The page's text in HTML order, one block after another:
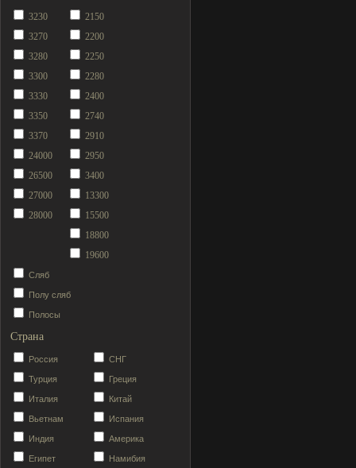
3230
3270
3280
3300
3330
3350
3370
24000
26500
27000
28000
2150
2200
2250
2280
2400
2740
2910
2950
3400
13300
15500
18800
19600
Сляб
Полу сляб
Полосы
Страна
Россия СНГ
Турция Греция
Италия Китай
Вьетнам Испания
Индия Америка
Египет Намибия